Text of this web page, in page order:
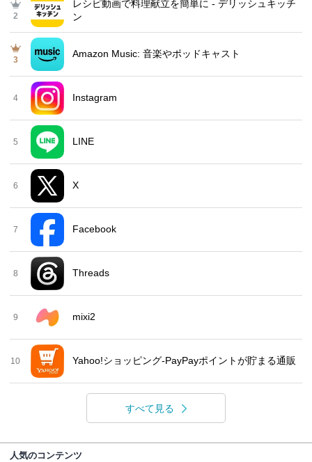
2
レシピ動画で料理献立を簡単‪に - デリッシュキッチ
ン
3
Amazon Music: 音楽やポッドキャスト
4 Instagram
5 LINE
6 X
7 Facebook
8 Threads
9 mixi2
10 Yahoo!ショッピング-PayPayポイントが貯まる通販
すべて見る
人気のコンテンツ